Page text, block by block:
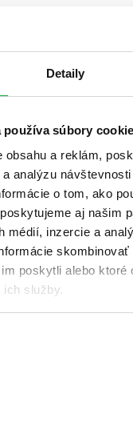
Detaily
používa súbory
obsahu a reklám,
analýzu
o tom, ako
aj našim
médií, inzercie a
poskytli alebo ktoré
služby.